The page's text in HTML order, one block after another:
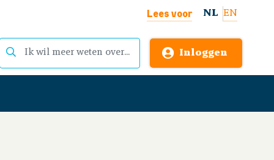
Lees voor NL EN
Inloggen